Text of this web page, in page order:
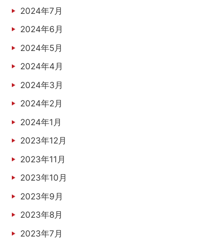
2024年7月
2024年6月
2024年5月
2024年4月
2024年3月
2024年2月
2024年1月
2023年12月
2023年11月
2023年10月
2023年9月
2023年8月
2023年7月